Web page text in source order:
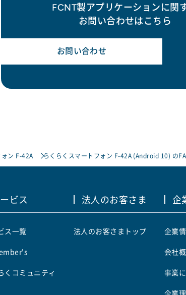
FCNT製アプリケーションに関
お問い合わせはこちら
お問い合わせ
ン F-42A らくらくスマートフォン F-42A (Android 10) の
ビス
ス一覧
くコミュニティ
法人のお客さま
法人のお客さまトップ
企
企業
会社
事業
企業